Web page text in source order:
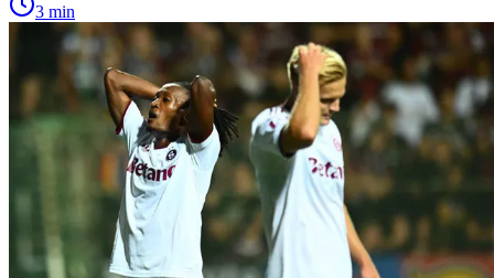
3 min